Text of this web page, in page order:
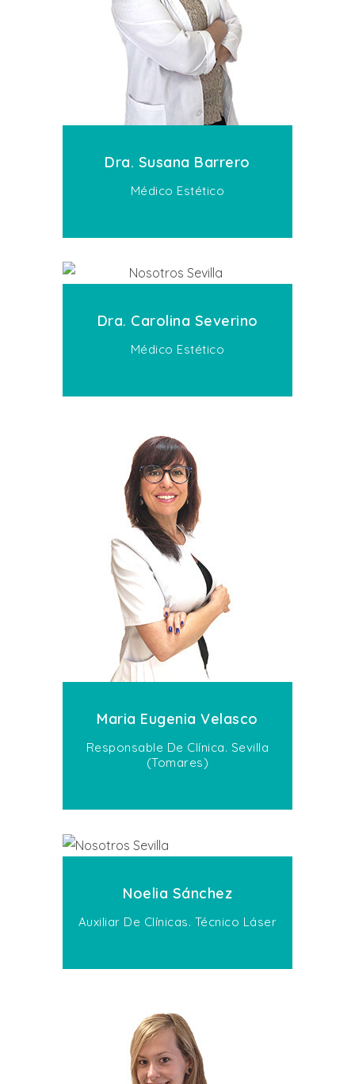
Dra. Susana Barrero
Médico Estético
Dra. Carolina Severino
Médico Estético
Maria Eugenia Velasco
Responsable De Clínica. Sevilla
(Tomares)
Noelia Sánchez
Auxiliar De Clínicas. Técnico Láser